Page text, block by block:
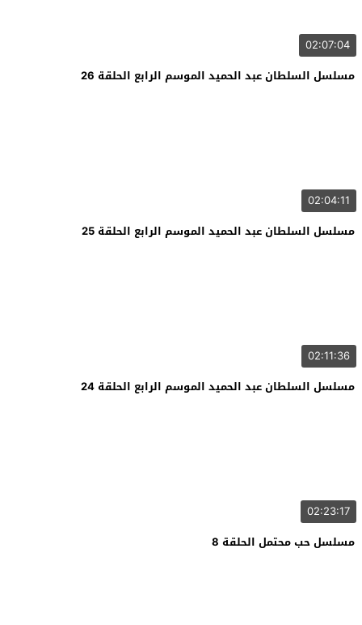
02:07:04
مسلسل السلطان عبد الحميد الموسم الرابع الحلقة 26
02:04:11
مسلسل السلطان عبد الحميد الموسم الرابع الحلقة 25
02:11:36
مسلسل السلطان عبد الحميد الموسم الرابع الحلقة 24
02:23:17
مسلسل حب محتمل الحلقة 8